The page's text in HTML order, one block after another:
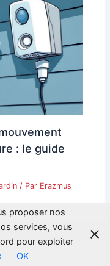
: le guide
/ Par Erazmus
proposer nos
services, vous
pour exploiter
OK